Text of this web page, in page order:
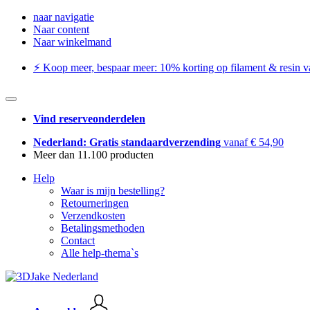
naar navigatie
Naar content
Naar winkelmand
⚡️ Koop meer, bespaar meer: ​​10% korting op filament & resin
Vind reserveonderdelen
Nederland: Gratis standaardverzending vanaf € 54,90
Meer dan 11.100 producten
Help
Waar is mijn bestelling?
Retourneringen
Verzendkosten
Betalingsmethoden
Contact
Alle help-thema`s